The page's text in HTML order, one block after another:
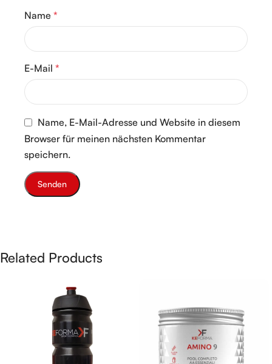
Name *
E-Mail *
Name, E-Mail-Adresse und Website in diesem
Browser für meinen nächsten Kommentar
speichern.
Related Products